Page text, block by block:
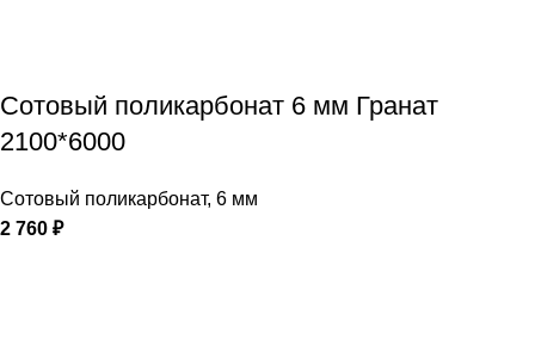
Сотовый поликарбонат 6 мм Гранат
2100*6000
Сотовый поликарбонат, 6 мм
2 760 ₽